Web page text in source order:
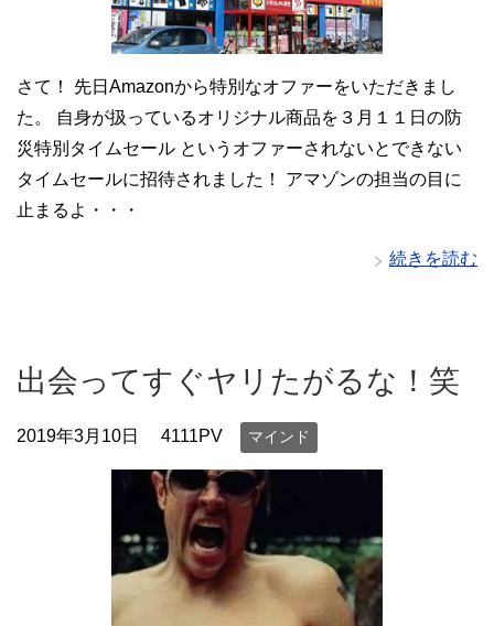
さて！ 先日Amazonから特別なオファーをいただきまし
た。 自身が扱っているオリジナル商品を３月１１日の防
災特別タイムセール というオファーされないとできない
タイムセールに招待されました！ アマゾンの担当の目に
止まるよ・・・
続きを読む
出会ってすぐヤリたがるな！笑
2019年3月10日 4111PV マインド